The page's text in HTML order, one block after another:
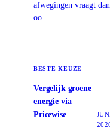
afwegingen vraagt dan
oo
BESTE KEUZE
Vergelijk groene
energie via
Pricewise